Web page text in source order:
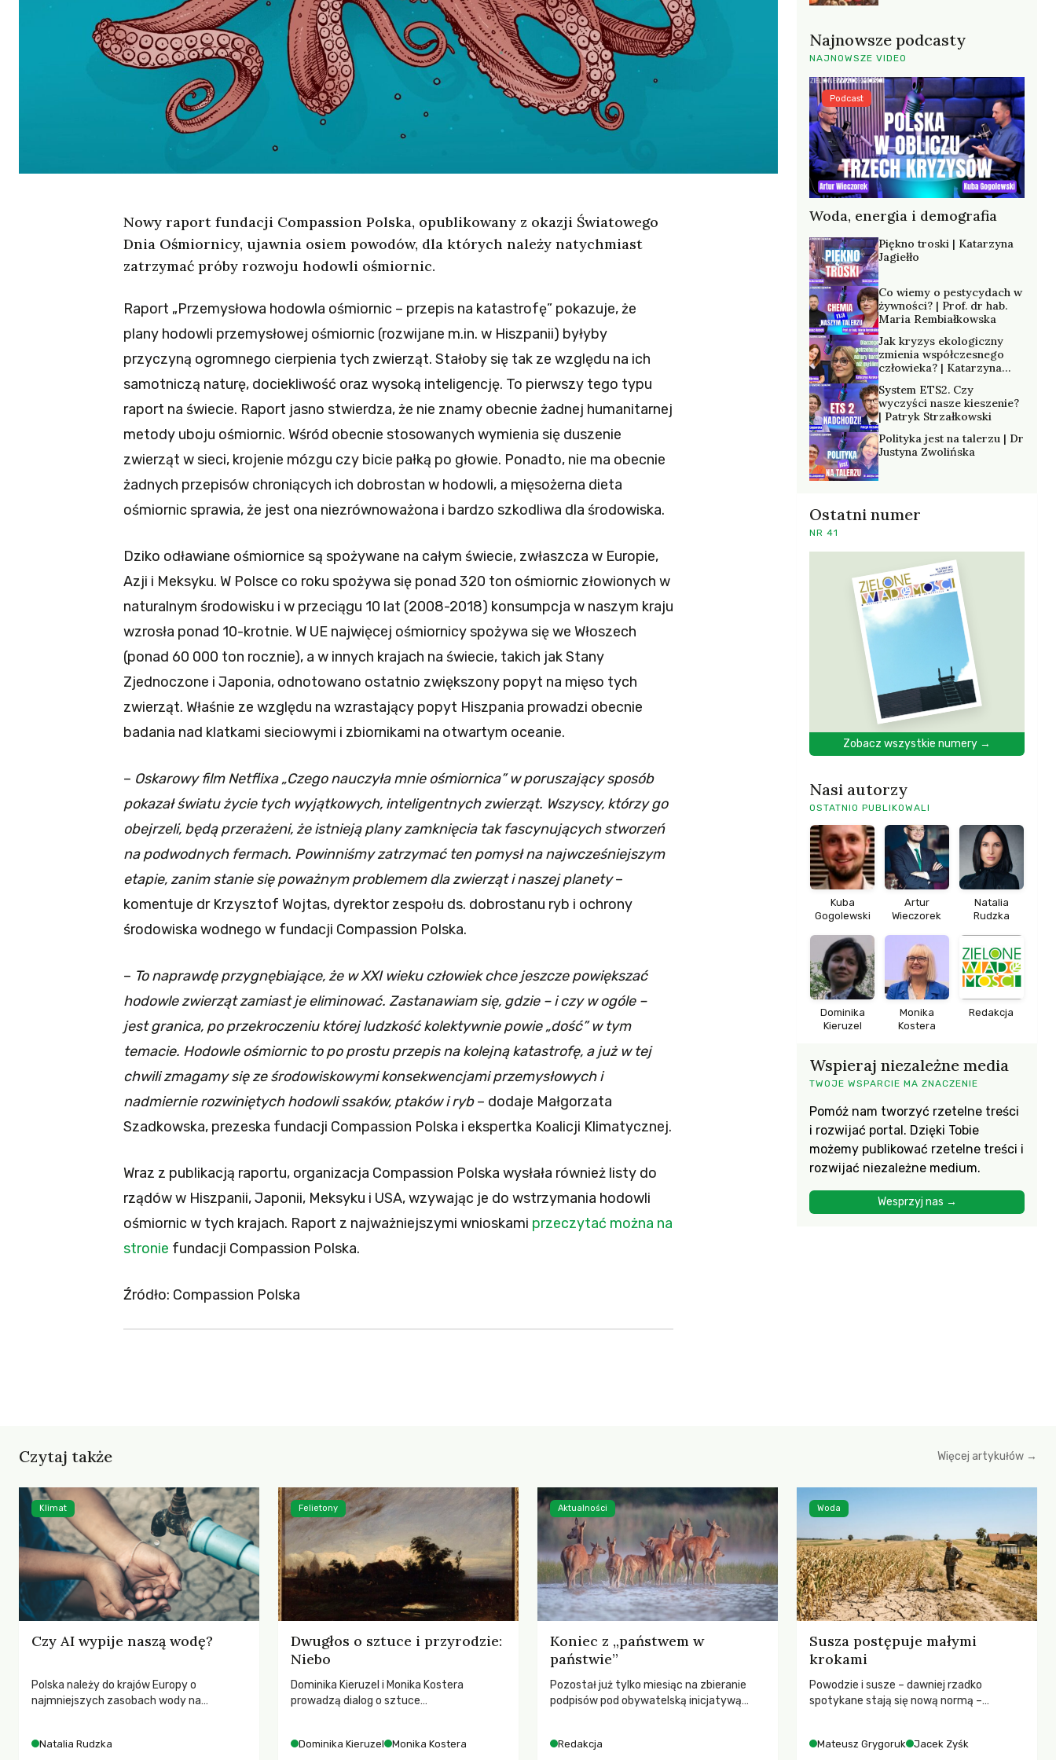
Nowy raport fundacji Compassion Polska, opublikowany z okazji Światowego
Dnia Ośmiornicy, ujawnia osiem powodów, dla których należy natychmiast
zatrzymać próby rozwoju hodowli ośmiornic.
Raport „Przemysłowa hodowla ośmiornic – przepis na katastrofę” pokazuje, że
plany hodowli przemysłowej ośmiornic (rozwijane m.in. w Hiszpanii) byłyby
przyczyną ogromnego cierpienia tych zwierząt. Stałoby się tak ze względu na ich
samotniczą naturę, dociekliwość oraz wysoką inteligencję. To pierwszy tego typu
raport na świecie. Raport jasno stwierdza, że nie znamy obecnie żadnej humanitarnej
metody uboju ośmiornic. Wśród obecnie stosowanych wymienia się duszenie
zwierząt w sieci, krojenie mózgu czy bicie pałką po głowie. Ponadto, nie ma obecnie
żadnych przepisów chroniących ich dobrostan w hodowli, a mięsożerna dieta
ośmiornic sprawia, że jest ona niezrównoważona i bardzo szkodliwa dla środowiska.
Dziko odławiane ośmiornice są spożywane na całym świecie, zwłaszcza w Europie,
Azji i Meksyku. W Polsce co roku spożywa się ponad 320 ton ośmiornic złowionych w
naturalnym środowisku i w przeciągu 10 lat (2008-2018) konsumpcja w naszym kraju
wzrosła ponad 10-krotnie. W UE najwięcej ośmiornicy spożywa się we Włoszech
(ponad 60 000 ton rocznie), a w innych krajach na świecie, takich jak Stany
Zjednoczone i Japonia, odnotowano ostatnio zwiększony popyt na mięso tych
zwierząt. Właśnie ze względu na wzrastający popyt Hiszpania prowadzi obecnie
badania nad klatkami sieciowymi i zbiornikami na otwartym oceanie.
– Oskarowy film Netflixa „Czego nauczyła mnie ośmiornica” w poruszający sposób
pokazał światu życie tych wyjątkowych, inteligentnych zwierząt. Wszyscy, którzy go
obejrzeli, będą przerażeni, że istnieją plany zamknięcia tak fascynujących stworzeń
na podwodnych fermach. Powinniśmy zatrzymać ten pomysł na najwcześniejszym
etapie, zanim stanie się poważnym problemem dla zwierząt i naszej planety–
komentuje dr Krzysztof Wojtas, dyrektor zespołu ds. dobrostanu ryb i ochrony
środowiska wodnego w fundacji Compassion Polska.
– To naprawdę przygnębiające, że w XXI wieku człowiek chce jeszcze powiększać
hodowle zwierząt zamiast je eliminować. Zastanawiam się, gdzie – i czy w ogóle –
jest granica, po przekroczeniu której ludzkość kolektywnie powie „dość” w tym
temacie. Hodowle ośmiornic to po prostu przepis na kolejną katastrofę, a już w tej
chwili zmagamy się ze środowiskowymi konsekwencjami przemysłowych i
nadmiernie rozwiniętych hodowli ssaków, ptaków i ryb– dodaje Małgorzata
Szadkowska, prezeska fundacji Compassion Polska i ekspertka Koalicji Klimatycznej.
Wraz z publikacją raportu, organizacja Compassion Polska wysłała również listy do
rządów w Hiszpanii, Japonii, Meksyku i USA, wzywając je do wstrzymania hodowli
ośmiornic w tych krajach. Raport z najważniejszymi wnioskami przeczytać można na
stronie fundacji Compassion Polska.
Źródło: Compassion Polska
Najnowsze podcasty
NAJNOWSZE VIDEO
Woda, energia i demografia
Podcast
Piękno troski | Katarzyna
Jagiełło
Co wiemy o pestycydach w
żywności? | Prof. dr hab.
Maria Rembiałkowska
Jak kryzys ekologiczny
zmienia współczesnego
człowieka? | Katarzyna
System ETS2. Czy
wyczyści nasze kieszenie?
| Patryk Strzałkowski
Polityka jest na talerzu | Dr
Justyna Zwolińska
Ostatni numer
NR 41
Zobacz wszystkie numery →
Nasi autorzy
OSTATNIO PUBLIKOWALI
Kuba
Gogolewski
Artur
Wieczorek
Natalia
Rudzka
Dominika
Kieruzel
Monika
Kostera
Redakcja
Wspieraj niezależne media
TWOJE WSPARCIE MA ZNACZENIE
Pomóż nam tworzyć rzetelne treści
i rozwijać portal. Dzięki Tobie
możemy publikować rzetelne treści i
rozwijać niezależne medium.
Wesprzyj nas →
Czytaj także Więcej artykułów →
Czy AI wypije naszą wodę?
Polska należy do krajów Europy o
najmniejszych zasobach wody na
wód gruntowych i kolejne rekordy
Natalia Rudzka
Klimat
Dwugłos o sztuce i przyrodzie:
Niebo
Dominika Kieruzel i Monika Kostera
prowadzą dialog o sztuce
wrażliwość, odczuwanie przestrzeni oraz
Dominika Kieruzel Monika Kostera
Felietony
Koniec z „państwem w
państwie”
Pozostał już tylko miesiąc na zbieranie
podpisów pod obywatelską inicjatywą
pełną mobilizację, ponieważ projekt
Redakcja
Aktualności
Susza postępuje małymi
krokami
Powodzie i susze – dawniej rzadko
spotykane stają się nową normą –
SGGW.
Mateusz Grygoruk Jacek Zyśk
Woda